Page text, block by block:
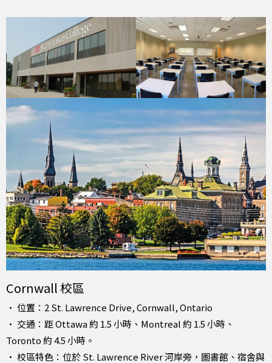
Cornwall 校區
• 位置：2 St. Lawrence Drive, Cornwall, Ontario
• 交通：距 Ottawa 約 1.5 小時、Montreal 約 1.5 小時、
Toronto 約 4.5 小時。
• 校區特色：位於 St. Lawrence River 河岸旁，圖書館、宿舍與